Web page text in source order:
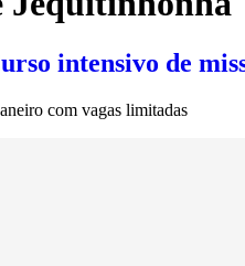
intensivo de
com vagas limitadas